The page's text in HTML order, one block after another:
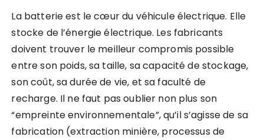
La batterie est le cœur du véhicule électrique. Elle
stocke de l’énergie électrique. Les fabricants
doivent trouver le meilleur compromis possible
entre son poids, sa taille, sa capacité de stockage,
son coût, sa durée de vie, et sa faculté de
recharge. Il ne faut pas oublier non plus son
“empreinte environnementale”, qu’il s’agisse de sa
fabrication (extraction minière, processus de